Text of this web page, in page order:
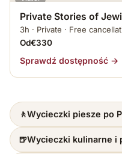
Private Stories of
3h · Private · Free
Od€330
Sprawdź dostępność →
🚶Wycieczki piesze po
🍺Wycieczki kulinarne i